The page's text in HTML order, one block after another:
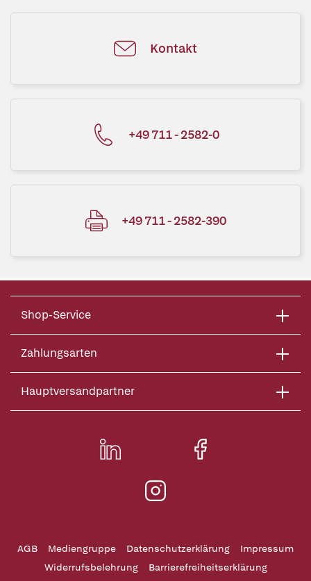
Kontakt
+49 711 - 2582-0
+49 711 - 2582-390
Shop-Service
Zahlungsarten
Hauptversandpartner
AGB Mediengruppe Datenschutzerklärung
Impressum
Widerrufsbelehrung
Barrierefreiheitserklärung